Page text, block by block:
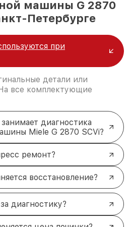
машины G 2870
Петербурге
при
детали или
все комплектующие
диагностика
Miele G 2870 SCVi?
ремонт?
восстановление?
диагностику?